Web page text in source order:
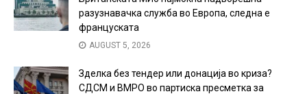
разузнавачка служба во Европа, следна е
француската
AUGUST 5, 2026
Зделка без тендер или донација во криза?
СДСМ и ВМРО во партиска пресметка за